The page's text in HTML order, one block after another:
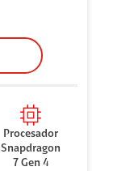
Procesador
Snapdragon
7 Gen 4